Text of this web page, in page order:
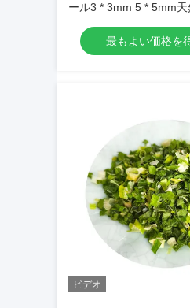
ール3 * 3mm 5 * 5mm天
し最大7％水分カートン
最もよい価格を
ビデオ